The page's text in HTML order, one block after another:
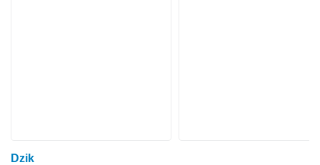
Dzik